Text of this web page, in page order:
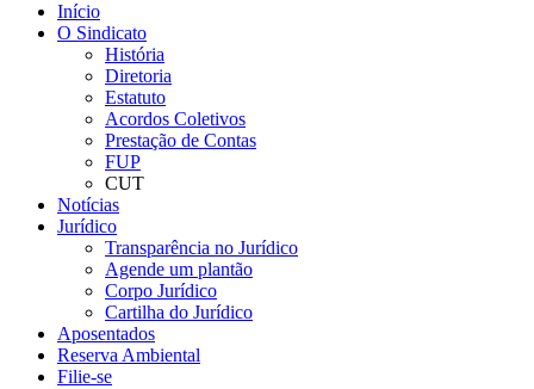
Início
O Sindicato
História
Diretoria
Estatuto
Acordos Coletivos
Prestação de Contas
FUP
CUT
Notícias
Jurídico
Transparência no Jurídico
Agende um plantão
Corpo Jurídico
Cartilha do Jurídico
Aposentados
Reserva Ambiental
Filie-se